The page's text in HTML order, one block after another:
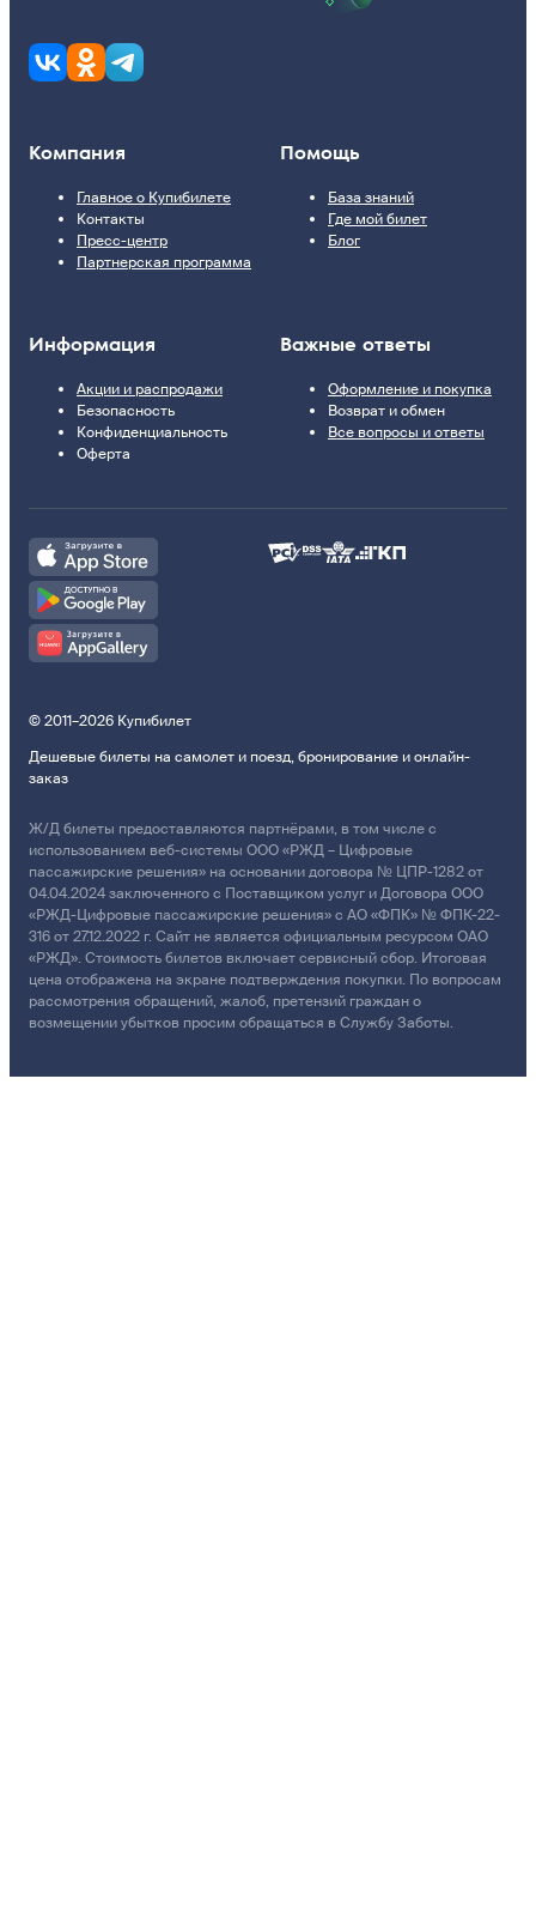
Компания
Главное о Купибилете
Контакты
Пресс-центр
Партнерская программа
Помощь
База знаний
Где мой билет
Блог
Информация
Акции и распродажи
Безопасность
Конфиденциальность
Оферта
Важные ответы
Оформление и покупка
Возврат и обмен
Все вопросы и ответы
© 2011–2026 Купибилет
Дешевые билеты на самолет и поезд, бронирование и онлайн-
заказ
Ж/Д билеты предоставляются партнёрами, в том числе с
использованием веб-системы ООО «РЖД – Цифровые
пассажирские решения» на основании договора № ЦПР-1282 от
04.04.2024 заключенного с Поставщиком услуг и Договора ООО
«РЖД-Цифровые пассажирские решения» с АО «ФПК» № ФПК-22-
316 от 27.12.2022 г. Сайт не является официальным ресурсом ОАО
«РЖД». Стоимость билетов включает сервисный сбор. Итоговая
цена отображена на экране подтверждения покупки. По вопросам
рассмотрения обращений, жалоб, претензий граждан о
возмещении убытков просим обращаться в Службу Заботы.